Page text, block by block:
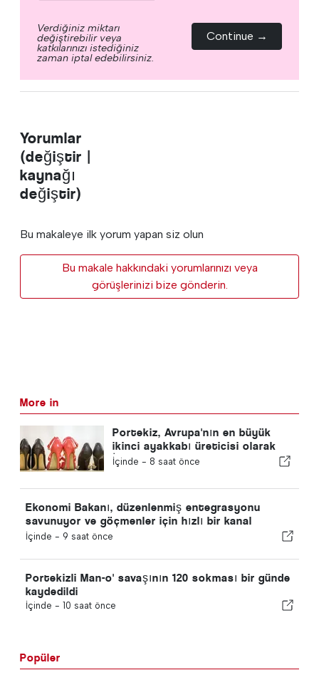
Verdiğiniz miktarı
değiştirebilir veya
katkılarınızı istediğiniz
zaman iptal edebilirsiniz.
Continue →
Yorumlar
(değiştir |
kaynağı
değiştir)
Bu makaleye ilk yorum yapan siz olun
Bu makale hakkındaki yorumlarınızı veya
görüşlerinizi bize gönderin.
More in
Portekiz, Avrupa'nın en büyük
ikinci ayakkabı üreticisi olarak
İspanya'yı geride bıraktı
İçinde - 8 saat önce
Ekonomi Bakanı, düzenlenmiş entegrasyonu
savunuyor ve göçmenler için hızlı bir kanal
sağlıyor
İçinde - 9 saat önce
Portekizli Man-o' savaşının 120 sokması bir günde
kaydedildi
İçinde - 10 saat önce
Popüler